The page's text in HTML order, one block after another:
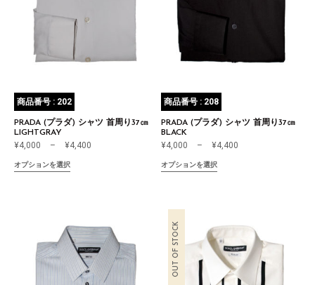
商品番号 : 202
PRADA (プラダ) シャツ 首周り37㎝
LIGHTGRAY
¥4,000 – ¥4,400
オプションを選択
商品番号 : 208
PRADA (プラダ) シャツ 首周り37㎝
BLACK
¥4,000 – ¥4,400
オプションを選択
OUT OF STOCK